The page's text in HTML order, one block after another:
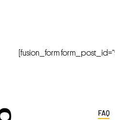
[fusion_form
FAQ